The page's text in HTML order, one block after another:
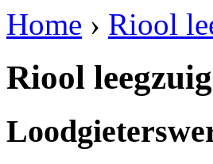
Home › Riool
Riool